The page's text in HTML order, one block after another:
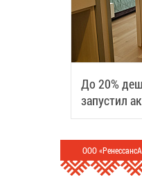
До 20%
запустил
ООО